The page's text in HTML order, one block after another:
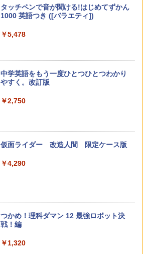
先生のためのGoogle AI完全攻略図鑑
子どもが変わる魔法の言葉
￥2,200
カウンセリングとは何か 変化するという
「ことばで伝える」ができない子どもた
ち 誰が〈ことばの力〉を育てるのか
￥1,870
Amazon Fire HD 10 キッズモデル (10イ
ンチ) ピンク 対象年齢3歳から 数千点の
パイロット スイスイおえかき for Study
何回も書ける! れんしゅうボード ひらが
な・カタカナ・すうじ・ABC 3歳以上 知
育
【くもん出版公式特別セット】くもん出
版(KUMON PUBLISHING) くもんの日本
￥4,046
Amazon Fire HD 10 キッズプロ (10イン
タッチペンで音が聞ける!はじめてずかん
1000 英語つき ([バラエティ])
￥5,478
中学英語をもう一度ひとつひとつわかり
やすく。改訂版
￥2,750
仮面ライダー 改造人間 限定ケース版
￥4,290
つかめ！理科ダマン 12 最強ロボット決
戦！編
￥1,320